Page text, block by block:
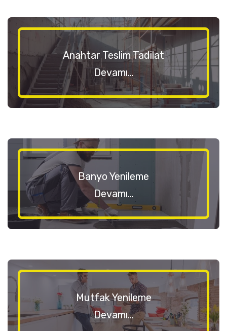
Anahtar Teslim Tadilat
Devamı...
Banyo Yenileme
Devamı...
Mutfak Yenileme
Devamı...